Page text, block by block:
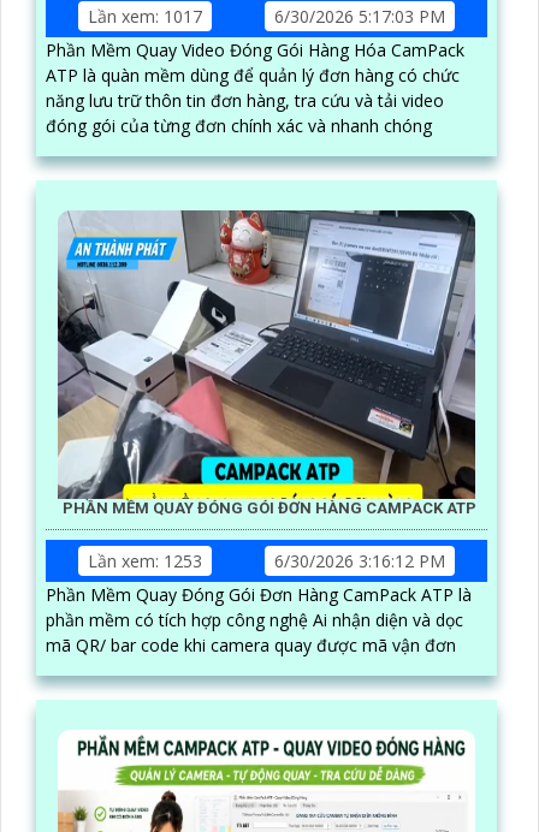
Lần xem: 1017
6/30/2026 5:17:03 PM
Phần Mềm Quay Video Đóng Gói Hàng Hóa CamPack
ATP là quàn mềm dùng để quản lý đơn hàng có chức
năng lưu trữ thôn tin đơn hàng, tra cứu và tải video
đóng gói của từng đơn chính xác và nhanh chóng
PHẦN MỀM QUAY ĐÓNG GÓI ĐƠN HÀNG CAMPACK ATP
Lần xem: 1253
6/30/2026 3:16:12 PM
Phần Mềm Quay Đóng Gói Đơn Hàng CamPack ATP là
phần mềm có tích hợp công nghệ Ai nhận diện và dọc
mã QR/ bar code khi camera quay được mã vận đơn